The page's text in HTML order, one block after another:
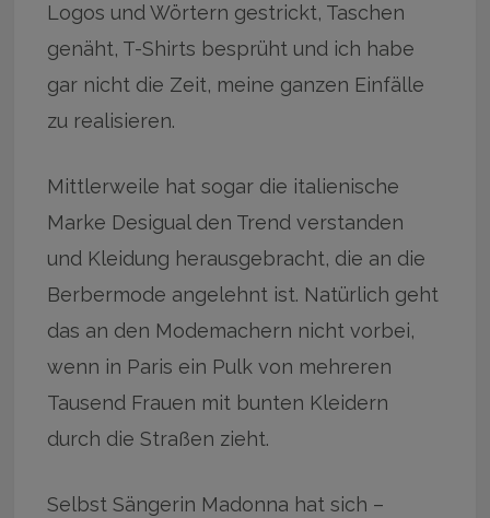
Logos und Wörtern gestrickt, Taschen
genäht, T-Shirts besprüht und ich habe
gar nicht die Zeit, meine ganzen Einfälle
zu realisieren.
Mittlerweile hat sogar die italienische
Marke Desigual den Trend verstanden
und Kleidung herausgebracht, die an die
Berbermode angelehnt ist. Natürlich geht
das an den Modemachern nicht vorbei,
wenn in Paris ein Pulk von mehreren
Tausend Frauen mit bunten Kleidern
durch die Straßen zieht.
Selbst Sängerin Madonna hat sich –